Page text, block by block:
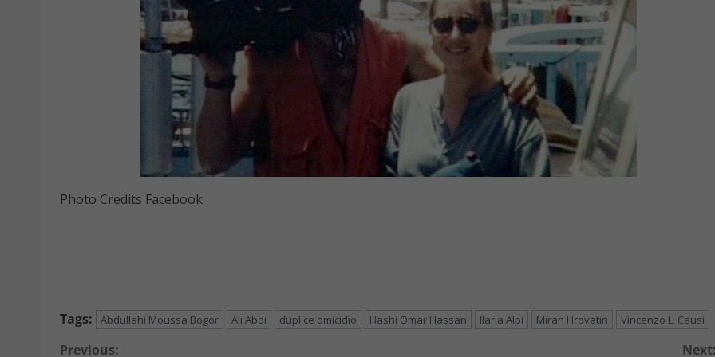
Photo Credits Facebook
Tags: Abdullahi Moussa Bogor Ali Abdi duplice omicidio Hashi Omar Hassan Ilaria Alpi Miran Hrovatin Vincenzo Li Causi
Previous: